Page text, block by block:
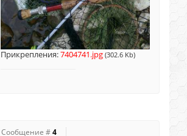
Прикрепления:7404741.jpg (302.6 Kb)
Сообщение #4